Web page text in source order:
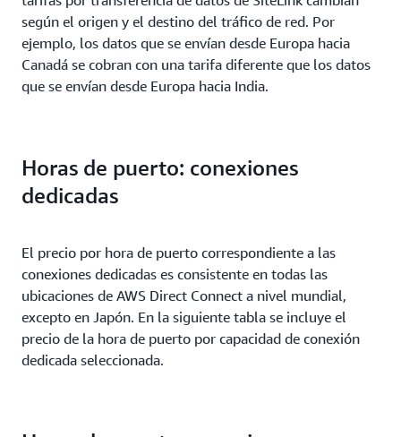
según el origen y el destino del tráfico de red. Por
ejemplo, los datos que se envían desde Europa hacia
Canadá se cobran con una tarifa diferente que los datos
que se envían desde Europa hacia India.
Horas de puerto: conexiones
dedicadas
El precio por hora de puerto correspondiente a las
conexiones dedicadas es consistente en todas las
ubicaciones de AWS Direct Connect a nivel mundial,
excepto en Japón. En la siguiente tabla se incluye el
precio de la hora de puerto por capacidad de conexión
dedicada seleccionada.